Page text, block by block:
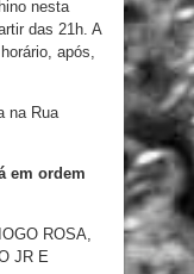
nesta
das 21h. A
após,
na Rua
em ordem
ROSA,
JR E